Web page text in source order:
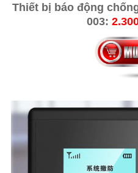
Thiết bị báo động
003: